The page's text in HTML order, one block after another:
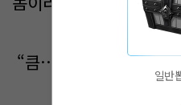
“큼…. 그건 맞지….”
일반